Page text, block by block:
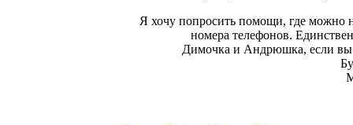
Я хочу попросить помощи, где можно
номера телефонов.
Димочка и Андрюшка, если вы